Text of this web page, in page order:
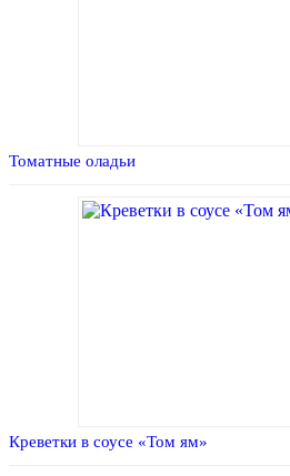
Томатные оладьи
Креветки в соусе «Том ям»